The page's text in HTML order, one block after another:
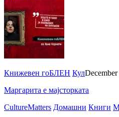
Книжевен гоБЛЕН Кул
Маргарита е мајсторката
CultureMatters Домашни Книги